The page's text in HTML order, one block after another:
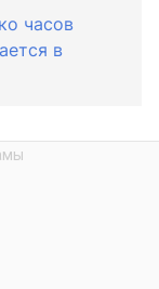
часов
в